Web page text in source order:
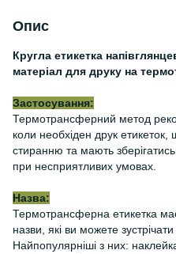
Опис
Кругла етикетка
матеріал для друку на
Застосування:
Термотрансферний метод
коли необхіден друк
стиранню та мають
при несприятливих умовах.
Назва:
Термотрансферна етикетка має
назви, які ви можете
Найпопулярніші з них: